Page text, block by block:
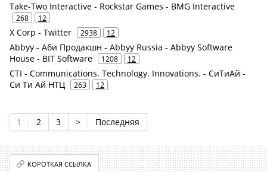
Take-Two Interactive - Rockstar Games - BMG Interactive
268 12
X Corp - Twitter 2938 12
Abbyy - Аби Продакшн - Abbyy Russia - Abbyy Software
House - BIT Software
1208 12
CTI - Communications. Technology. Innovations. - СиТиАй -
Си Ти Ай НТЦ
263 12
1 2 3 > Последняя
КОРОТКАЯ ССЫЛКА